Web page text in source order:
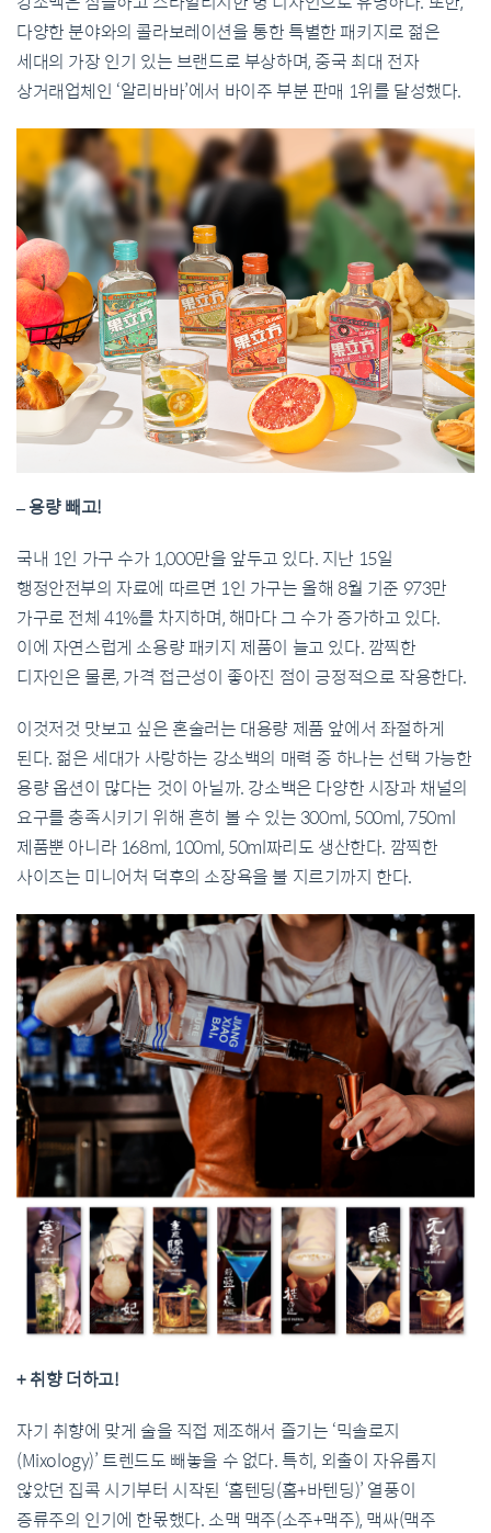
다양한 분야와의 콜라보레이션을 통한 특별한 패키지로 젊은
세대의 가장 인기 있는 브랜드로 부상하며, 중국 최대 전자
상거래업체인 ‘알리바바’에서 바이주 부분 판매 1위를 달성했다.
– 용량 빼고!
국내 1인 가구 수가 1,000만을 앞두고 있다. 지난 15일
행정안전부의 자료에 따르면 1인 가구는 올해 8월 기준 973만
가구로 전체 41%를 차지하며, 해마다 그 수가 증가하고 있다.
이에 자연스럽게 소용량 패키지 제품이 늘고 있다. 깜찍한
디자인은 물론, 가격 접근성이 좋아진 점이 긍정적으로 작용한다.
이것저것 맛보고 싶은 혼술러는 대용량 제품 앞에서 좌절하게
된다. 젊은 세대가 사랑하는 강소백의 매력 중 하나는 선택 가능한
용량 옵션이 많다는 것이 아닐까. 강소백은 다양한 시장과 채널의
요구를 충족시키기 위해 흔히 볼 수 있는 300ml, 500ml, 750ml
제품뿐 아니라 168ml, 100ml, 50ml짜리도 생산한다. 깜찍한
사이즈는 미니어처 덕후의 소장욕을 불 지르기까지 한다.
+ 취향 더하고!
자기 취향에 맞게 술을 직접 제조해서 즐기는 ‘믹솔로지
(Mixology)’ 트렌드도 빼놓을 수 없다. 특히, 외출이 자유롭지
않았던 집콕 시기부터 시작된 ‘홈텐딩(홈+바텐딩)’ 열풍이
증류주의 인기에 한몫했다. 소맥 맥주(소주+맥주), 맥싸(맥주